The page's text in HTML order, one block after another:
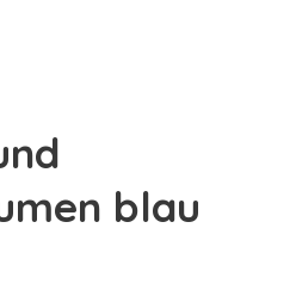
blau